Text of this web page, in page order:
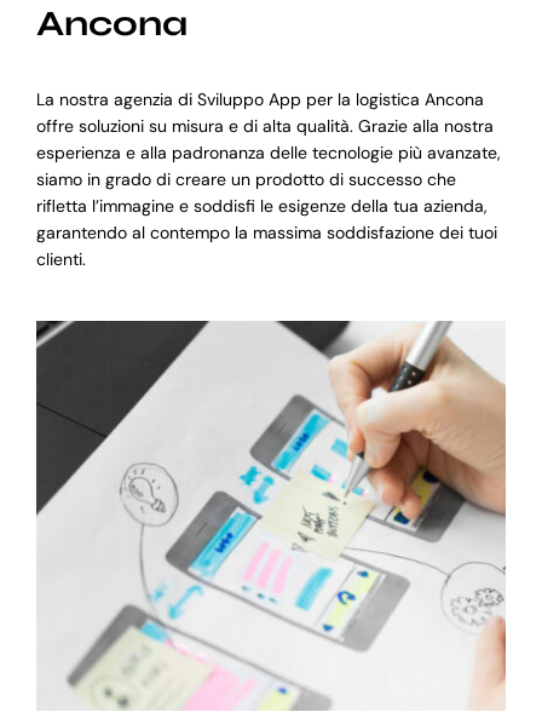
Ancona
La nostra agenzia di Sviluppo App per la logistica Ancona
offre soluzioni su misura e di alta qualità. Grazie alla nostra
esperienza e alla padronanza delle tecnologie più avanzate,
siamo in grado di creare un prodotto di successo che
rifletta l’immagine e soddisfi le esigenze della tua azienda,
garantendo al contempo la massima soddisfazione dei tuoi
clienti.